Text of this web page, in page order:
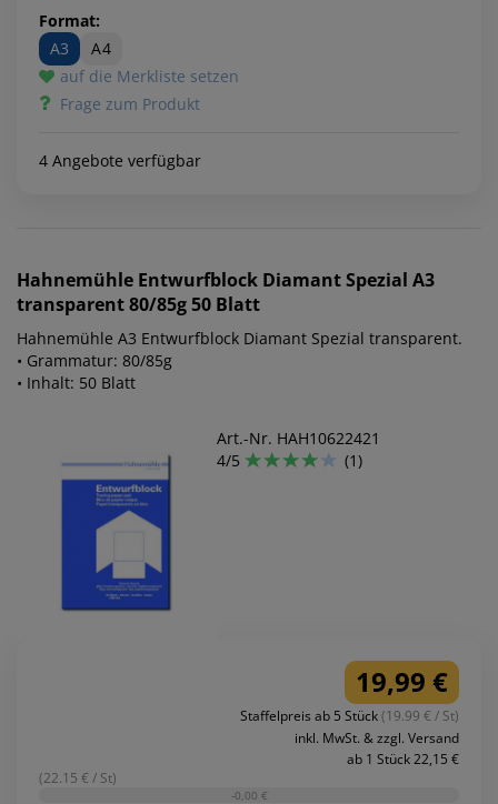
Format:
A3
A4
auf die Merkliste setzen
Frage zum Produkt
4 Angebote verfügbar
Hahnemühle Entwurfblock Diamant Spezial A3
transparent 80/85g 50 Blatt
Hahnemühle A3 Entwurfblock Diamant Spezial transparent.
• Grammatur: 80/85g
• Inhalt: 50 Blatt
Art.-Nr. HAH10622421
4/5
(1)
19,99 €
Staffelpreis ab 5 Stück(19.99 € / St)
inkl. MwSt. & zzgl. Versand
ab 1 Stück 22,15 €
(22.15 € / St)
-0,00 €